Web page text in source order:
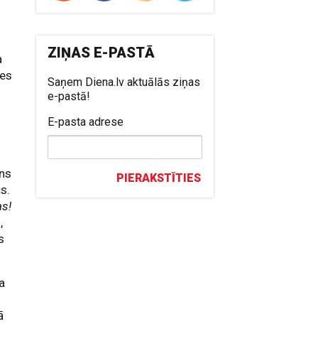
ZIŅAS E-PASTĀ
Saņem Diena.lv aktuālās ziņas
e-pastā!
E-pasta adrese
PIERAKSTĪTIES